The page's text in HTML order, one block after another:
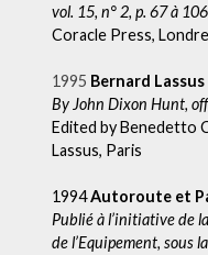
vol. 15, n° 2, p. 67 à
Coracle Press,
1995 Bernard Lassus
By John Dixon Hunt,
Edited by Benedetto
Lassus, Paris
1994Autoroute et
Publié à l’initiative de
de l’Equipement, sous